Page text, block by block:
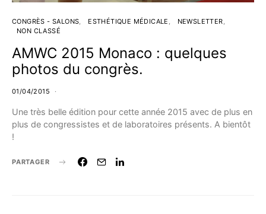
CONGRÈS - SALONS ESTHÉTIQUE MÉDICALE
NEWSLETTER
NON CLASSÉ
AMWC 2015 Monaco : quelques
photos du congrès.
01/04/2015
Une très belle édition pour cette année 2015 avec de plus en
plus de congressistes et de laboratoires présents. A bientôt
!
PARTAGER